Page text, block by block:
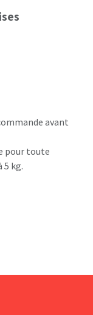
avant
pour toute
5 kg.